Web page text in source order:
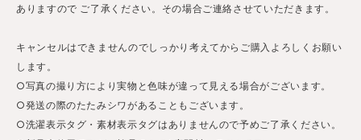
ありますので ご了承ください。その場合ご連絡させていただきます。
キャンセルはできませんのでしっかり考えてからご購入よろしくお願い
します。
○写真の撮り方により実物と色味が違って見える場合がございます。
○発送の際のたたみシワがあることもございます。
○洗濯表示タグ・素材表示タグはありませんので予めご了承ください。